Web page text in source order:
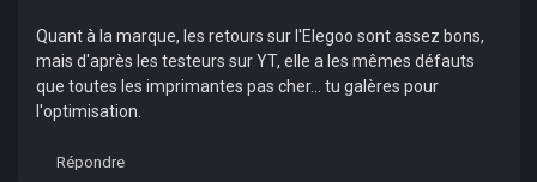
Quant à la marque, les retours sur l'Elegoo sont assez bons,
mais d'après les testeurs sur YT, elle a les mêmes défauts
que toutes les imprimantes pas cher... tu galères pour
l'optimisation.
Répondre